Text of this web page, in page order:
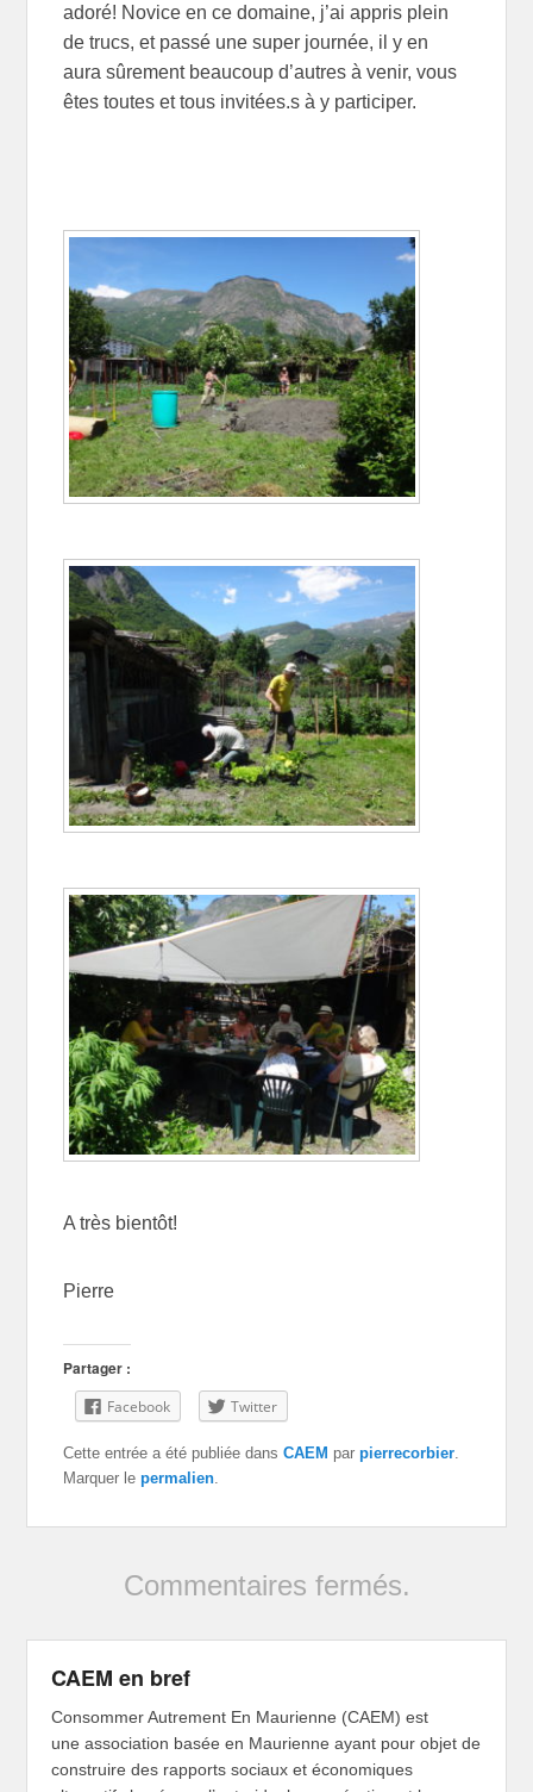
adoré! Novice en ce domaine, j’ai appris plein
de trucs, et passé une super journée, il y en
aura sûrement beaucoup d’autres à venir, vous
êtes toutes et tous invitées.s à y participer.
A très bientôt!
Pierre
Partager :
Facebook Twitter
Cette entrée a été publiée dansCAEM parpierrecorbier.
Marquer lepermalien.
Commentaires fermés.
CAEM en bref
Consommer Autrement En Maurienne (CAEM) est
une association basée en Maurienne ayant pour objet de
construire des rapports sociaux et économiques